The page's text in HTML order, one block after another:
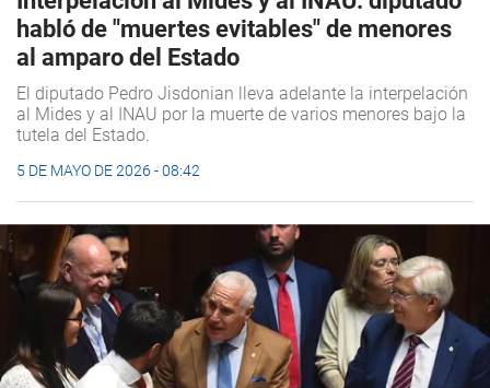
habló de "muertes evitables" de menores
al amparo del Estado
El diputado Pedro Jisdonian lleva adelante la interpelación
al Mides y al INAU por la muerte de varios menores bajo la
tutela del Estado.
5 DE MAYO DE 2026 - 08:42